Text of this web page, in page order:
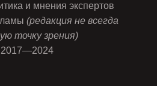
и мнения экспертов
(редакция не всегда
точку зрения)
2017—2024